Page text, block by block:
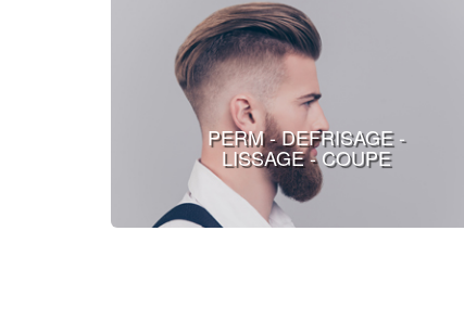
PERM - DEFRISAGE -
LISSAGE - COUPE